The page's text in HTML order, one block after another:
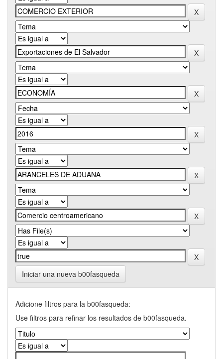
Iniciar una nueva b00fasqueda
Adicione filtros para la b00fasqueda:
Use filtros para refinar los resultados de b00fasqueda.